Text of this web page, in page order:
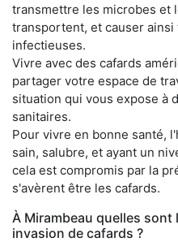
transmettre les microbes et
transportent, et causer
infectieuses.
Vivre avec des cafards
partager votre espace de
situation qui vous expose à
sanitaires.
Pour vivre en bonne santé,
sain, salubre, et ayant un
cela est compromis par la
s'avèrent être les cafards.
À Mirambeau quelles
invasion de cafards ?